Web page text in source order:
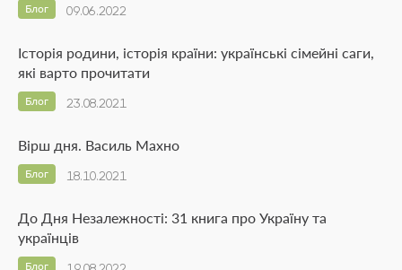
09.06.2022
Блог
Історія родини, історія країни: українські сімейні саги,
які варто прочитати
23.08.2021
Блог
Вірш дня. Василь Махно
18.10.2021
Блог
До Дня Незалежності: 31 книга про Україну та
українців
Блог